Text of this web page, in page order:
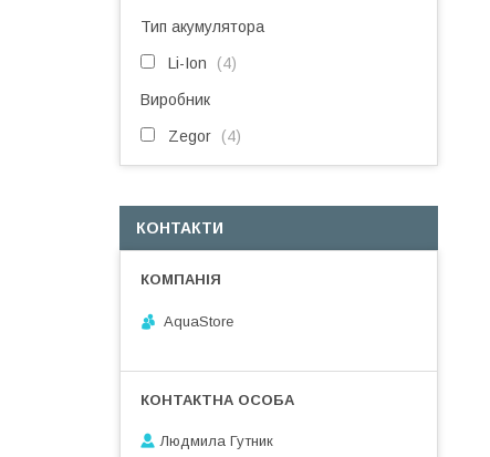
Тип акумулятора
Li-Ion 4
Виробник
Zegor 4
КОНТАКТИ
AquaStore
Людмила Гутник